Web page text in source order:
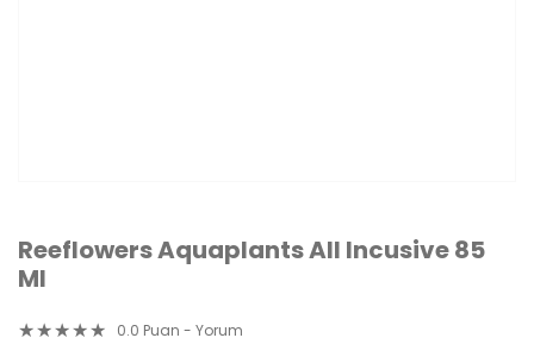
Reeflowers Aquaplants All Incusive 85
Ml
0.0 Puan - Yorum